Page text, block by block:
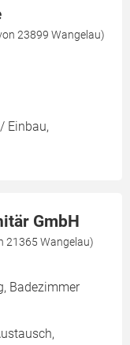
23899 Wangelau)
Einbau,
GmbH
21365 Wangelau)
Badezimmer